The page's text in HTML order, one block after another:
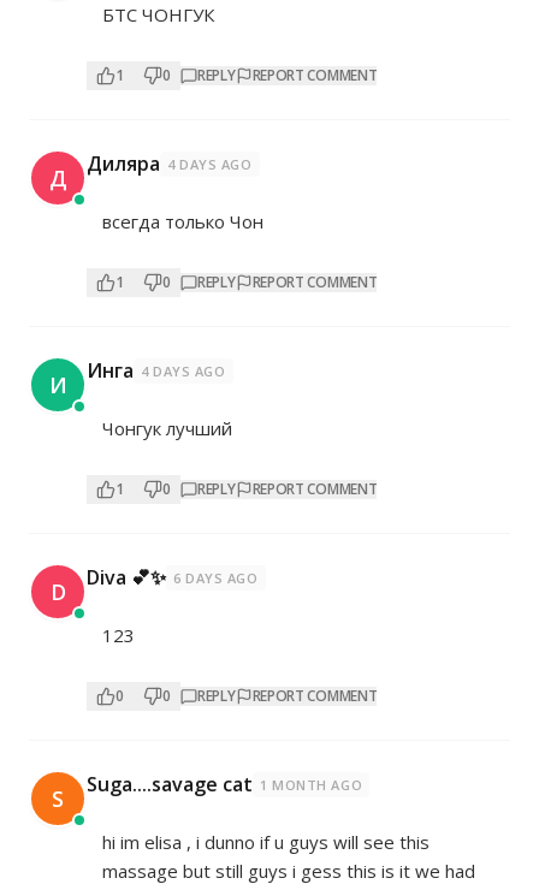
БТС ЧОНГУК
1 0 REPLY REPORT COMMENT
Д Диляра 4 DAYS AGO
всегда только Чон
1 0 REPLY REPORT COMMENT
И Инга 4 DAYS AGO
Чонгук лучший
1 0 REPLY REPORT COMMENT
D Diva 💕✨ 6 DAYS AGO
123
0 0 REPLY REPORT COMMENT
S Suga....savage cat 1 MONTH AGO
hi im elisa , i dunno if u guys will see this
massage but still guys i gess this is it we had